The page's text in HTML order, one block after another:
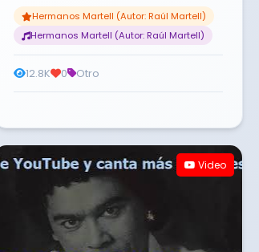
Hermanos Martell (Autor: Raúl Martell)
Hermanos Martell (Autor: Raúl Martell)
12.8K 0 Otro
Video